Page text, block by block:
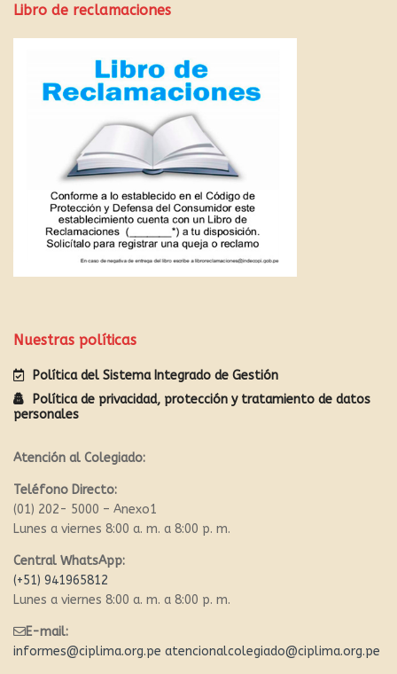
Libro de reclamaciones
Nuestras políticas
Política del Sistema Integrado de Gestión
Política de privacidad, protección y tratamiento de datos
personales
Atención al Colegiado:
Teléfono Directo:
(01) 202- 5000 – Anexo1
Lunes a viernes 8:00 a. m. a 8:00 p. m.
Central WhatsApp:
(+51) 941965812
Lunes a viernes 8:00 a. m. a 8:00 p. m.
E-mail:
informes@ciplima.org.pe atencionalcolegiado@ciplima.org.pe